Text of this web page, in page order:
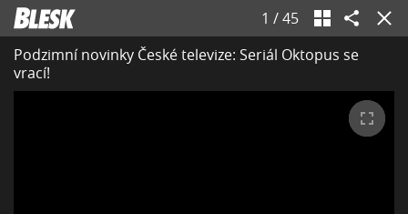
1 /45
Podzimní novinky České televize: Seriál Oktopus se
vrací!